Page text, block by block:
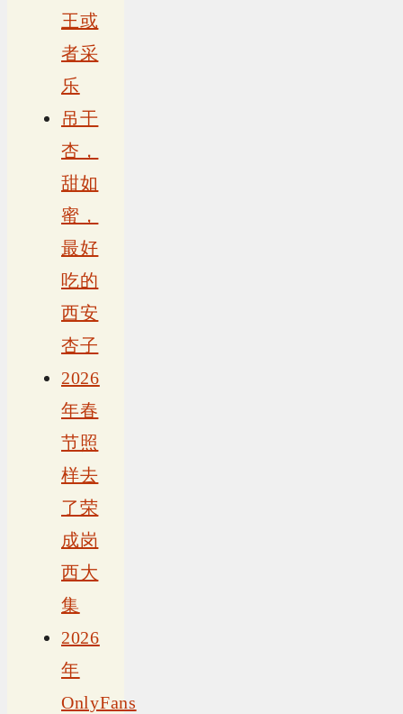
王或
者采
乐
吊干
杏，
甜如
蜜，
最好
吃的
西安
杏子
2026
年春
节照
样去
了荣
成岗
西大
集
2026
年
OnlyFans